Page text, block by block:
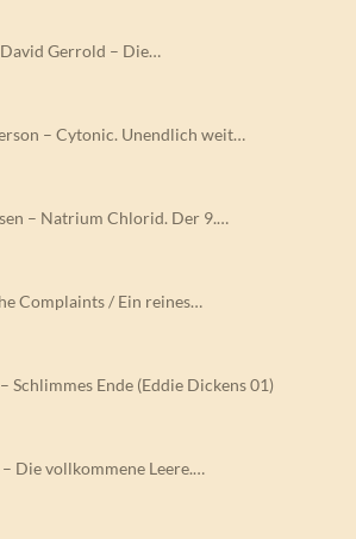
Gerrold – Die…
– Cytonic. Unendlich weit…
– Natrium Chlorid. Der 9.…
Complaints / Ein reines…
Schlimmes Ende (Eddie Dickens 01)
Die vollkommene Leere.…